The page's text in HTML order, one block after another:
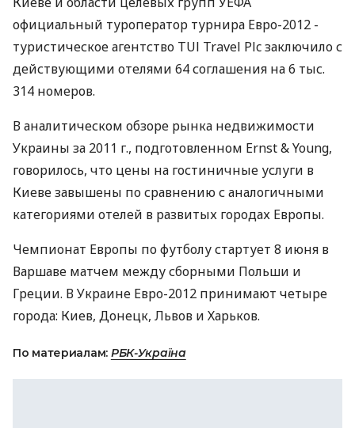
официальный туроператор турнира Евро-2012 -
туристическое агентство TUІ Travel Plc заключило с
действующими отелями 64 соглашения на 6 тыс.
314 номеров.
В аналитическом обзоре рынка недвижимости
Украины за 2011 г., подготовленном Ernst & Young,
говорилось, что цены на гостиничные услуги в
Киеве завышены по сравнению с аналогичными
категориями отелей в развитых городах Европы.
Чемпионат Европы по футболу стартует 8 июня в
Варшаве матчем между сборными Польши и
Греции. В Украине Евро-2012 принимают четыре
города: Киев, Донецк, Львов и Харьков.
По материалам: РБК-Україна